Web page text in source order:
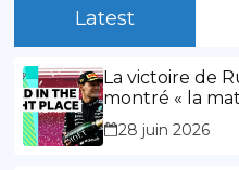
Latest
La victoire de
montré « la
l’expérience »
00:02:03La
28 juin 2026